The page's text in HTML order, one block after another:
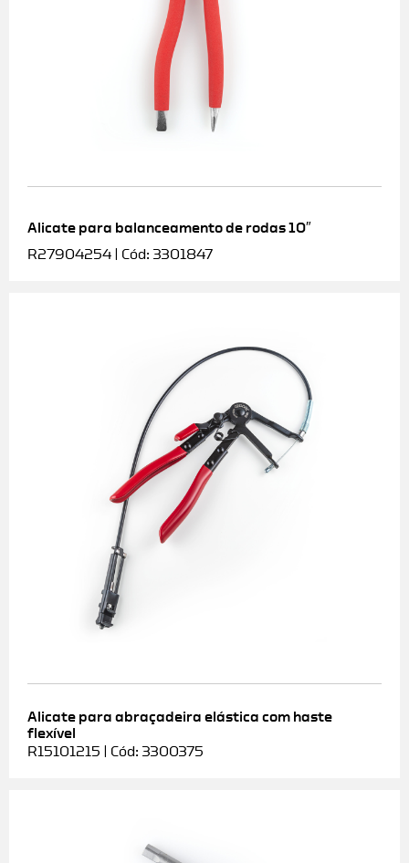
Alicate para balanceamento de rodas 10″
R27904254 | Cód: 3301847
Alicate para abraçadeira elástica com haste
flexível
R15101215 | Cód: 3300375